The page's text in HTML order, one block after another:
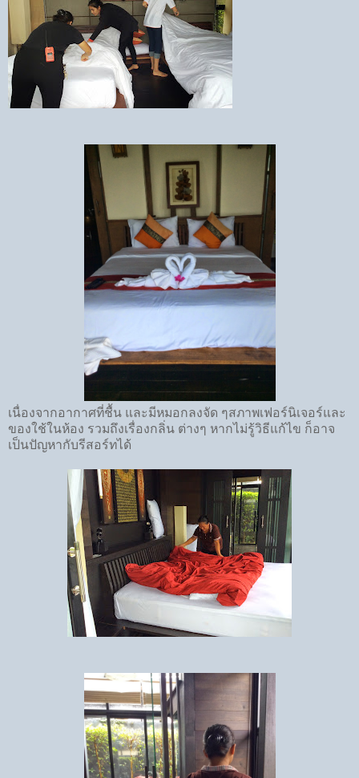
เนื่องจากอากาศที่ชื้น และมีหมอกลงจัด ๆสภาพเฟอร์นิเจอร์และ
ของใช้ในห้อง รวมถึงเรื่องกลิ่น ต่างๆ หากไม่รู้วิธีแก้ไข ก็อาจ
เป็นปัญหากับรีสอร์ทได้